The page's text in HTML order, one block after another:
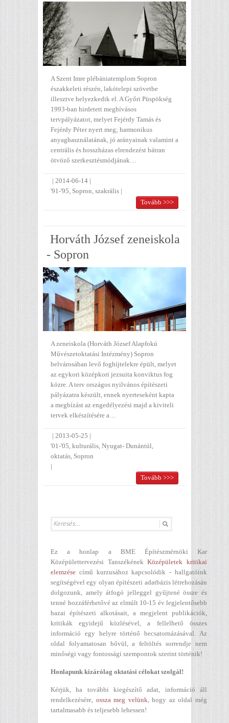
A Szent Imre plébániatemplom Sopron
északkeleti részén, lakótelepi szövetbe
illesztve helyezkedik el. A Győri Püspökség
1993-ban hirdetett meghívásos
tervpályázatot, melyet Fejérdy Tamás és
Fejérdy Péter nyert meg; harmonikus
anyaghasználatának, jó arányainak valamint a
centrális és hosszházas elrendezést bátran
ötvöző szerkesztésmódjának…
| 2014-06-14 |
'91-'95 Sopron szakrális |
Tovább >>>
Horváth József zeneiskola
- Sopron
A zeneiskola (Horváth József Alapfokú
Művészetoktatási Intézmény) Sopron
belvárosában levő foghíjtelekre épült, melyet
az egykori középkori jezsuita konviktus fog
közre. A terv országos nyilvános építészeti
pályázatra készült, ennek nyerteseként kapta
a megbízást az engedélyezési majd a kiviteli
tervek elkészítésére a…
| 2013-05-25 |
'01-'05, kulturális, Nyugat- Dunántúl,
oktatás, Sopron
|
Tovább >>>
Ez a honlap a BME Építészmérnöki Kar
Középülettervezési TanszékénekKözépületek kritikai
elemzése című kurzusához kapcsolódik - hallgatóink
segítségével egy olyan építészeti adatbázis létrehozásán
dolgozunk, amely átfogó jelleggel gyűjtené össze és
tenné hozzáférhetővé az elmúlt 10-15 év legjelentősebb
hazai építészeti alkotásait, a megjelent publikációk,
kritikák egyidejű közlésével, a fellelhető összes
információ egy helyre történő becsatornázásával. Az
oldal folyamatosan bővül, a feltöltés sorrendje nem
minőségi vagy fontossági szempontok szerint történik!
Honlapunk kizárólag oktatási célokat szolgál!
Kérjük, ha további kiegészítő adat, információ áll
rendelkezésére, ossza meg velünk, hogy az oldal még
tartalmasabb és teljesebb lehessen!